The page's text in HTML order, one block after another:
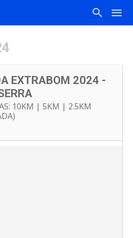
EXTRABOM 2024 -
10KM | 5KM | 2.5KM